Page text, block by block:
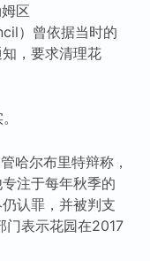
区
）曾依据当时的
，要求清理花
哈尔布里特辩称，
注于每年秋季的
认罪，并被判支
门表示花园在2017